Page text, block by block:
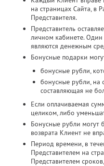
на страницах Сайта, в
Представителя.
Представитель
личном кабинете.
являются денежным
Бонусные подарки
бонусные рубли,
бонусные рубли, на
составляющая не
Если оплачиваемая
целиком, либо
Бонусные рубли могут
возврата Клиент не
Период времени, в
Представителем на
Представителем